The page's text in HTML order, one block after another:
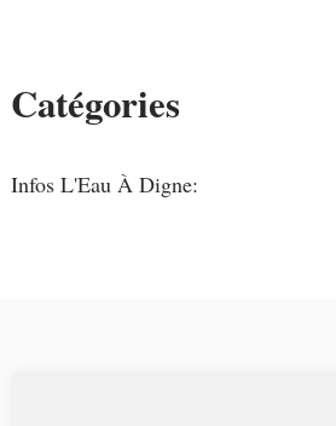
Catégories
Infos L'Eau À Digne: